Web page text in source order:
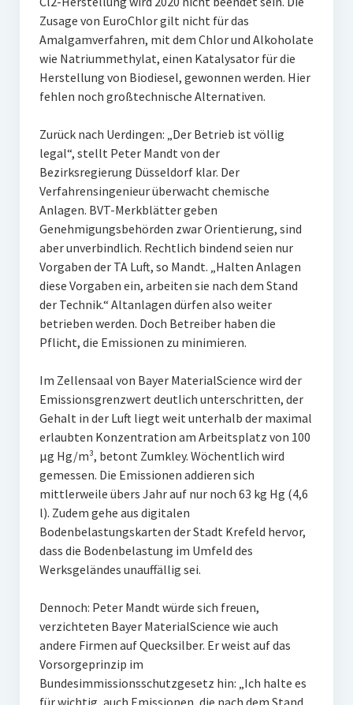
Zusage von EuroChlor gilt nicht für das
Amalgamverfahren, mit dem Chlor und Alkoholate
wie Natriummethylat, einen Katalysator für die
Herstellung von Biodiesel, gewonnen werden. Hier
fehlen noch großtechnische Alternativen.
Zurück nach Uerdingen: „Der Betrieb ist völlig
legal“, stellt Peter Mandt von der
Bezirksregierung Düsseldorf klar. Der
Verfahrensingenieur überwacht chemische
Anlagen. BVT-Merkblätter geben
Genehmigungsbehörden zwar Orientierung, sind
aber unverbindlich. Rechtlich bindend seien nur
Vorgaben der TA Luft, so Mandt. „Halten Anlagen
diese Vorgaben ein, arbeiten sie nach dem Stand
der Technik.“ Altanlagen dürfen also weiter
betrieben werden. Doch Betreiber haben die
Pflicht, die Emissionen zu minimieren.
Im Zellensaal von Bayer MaterialScience wird der
Emissionsgrenzwert deutlich unterschritten, der
Gehalt in der Luft liegt weit unterhalb der maximal
erlaubten Konzentration am Arbeitsplatz von 100
µg Hg/m³, betont Zumkley. Wöchentlich wird
gemessen. Die Emissionen addieren sich
mittlerweile übers Jahr auf nur noch 63 kg Hg (4,6
l). Zudem gehe aus digitalen
Bodenbelastungskarten der Stadt Krefeld hervor,
dass die Bodenbelastung im Umfeld des
Werksgeländes unauffällig sei.
Dennoch: Peter Mandt würde sich freuen,
verzichteten Bayer MaterialScience wie auch
andere Firmen auf Quecksilber. Er weist auf das
Vorsorgeprinzip im
Bundesimmissionsschutzgesetz hin: „Ich halte es
für wichtig, auch Emissionen, die nach dem Stand